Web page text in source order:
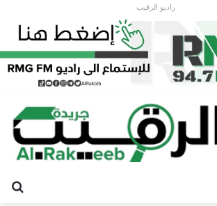
راديو الرقيب